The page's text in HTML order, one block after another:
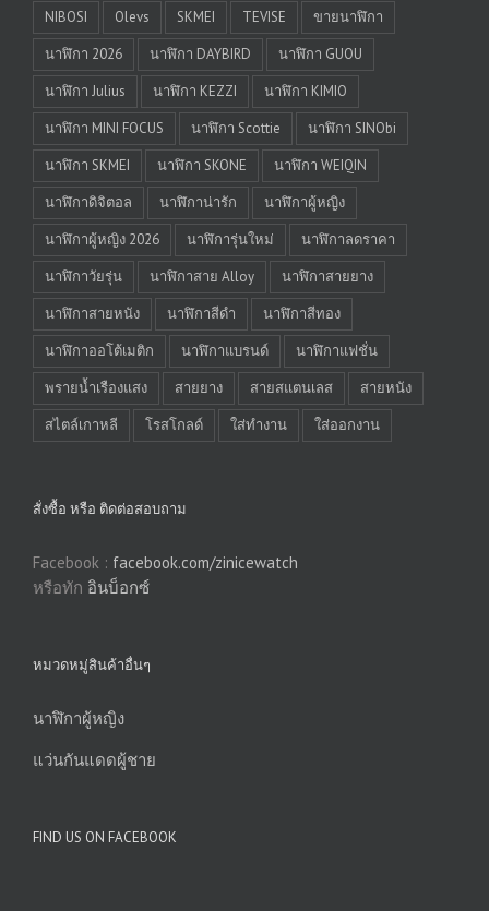
NIBOSI
Olevs SKMEI TEVISE
ขายนาฬิกา
นาฬิกา 2026
นาฬิกา DAYBIRD
นาฬิกา GUOU
นาฬิกา Julius
นาฬิกา KEZZI
นาฬิกา KIMIO
นาฬิกา MINI FOCUS
นาฬิกา Scottie
นาฬิกา SINObi
นาฬิกา SKMEI
นาฬิกา SKONE
นาฬิกา WEIQIN
นาฬิกาดิจิตอล
นาฬิกาน่ารัก
นาฬิกาผู้หญิง
นาฬิกาผู้หญิง 2026
นาฬิการุ่นใหม่
นาฬิกาลดราคา
นาฬิกาวัยรุ่น
นาฬิกาสาย Alloy
นาฬิกาสายยาง
นาฬิกาสายหนัง
นาฬิกาสีดำ
นาฬิกาสีทอง
นาฬิกาออโต้เมติก
นาฬิกาแบรนด์
นาฬิกาแฟชั่น
พรายน้ำเรืองแสง
สายยาง สายสแตนเลส
สายหนัง
สไตล์เกาหลี
โรสโกลด์ ใส่ทำงาน ใส่ออกงาน
สั่งซื้อ หรือ ติดต่อสอบถาม
Facebook : facebook.com/zinicewatch
หรือทัก อินบ็อกซ์
หมวดหมู่สินค้าอื่นๆ
นาฬิกาผู้หญิง
แว่นกันแดดผู้ชาย
FIND US ON FACEBOOK